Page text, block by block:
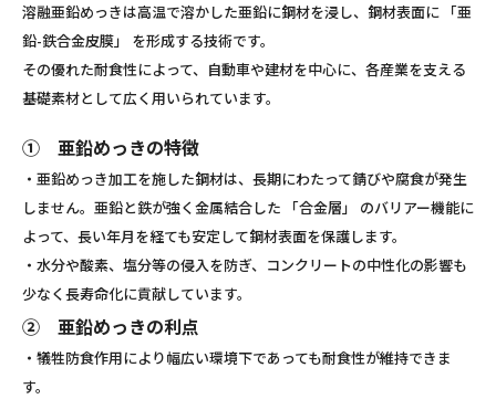
溶融亜鉛めっきは高温で溶かした亜鉛に鋼材を浸し、鋼材表面に 「亜
鉛-鉄合金皮膜」 を形成する技術です。
その優れた耐食性によって、自動車や建材を中心に、各産業を支える
基礎素材として広く用いられています。
① 亜鉛めっきの特徴
・亜鉛めっき加工を施した鋼材は、長期にわたって錆びや腐食が発生
しません。亜鉛と鉄が強く金属結合した 「合金層」 のバリアー機能に
よって、長い年月を経ても安定して鋼材表面を保護します。
・水分や酸素、塩分等の侵入を防ぎ、コンクリートの中性化の影響も
少なく長寿命化に貢献しています。
② 亜鉛めっきの利点
・犠牲防食作用により幅広い環境下であっても耐食性が維持できま
す。